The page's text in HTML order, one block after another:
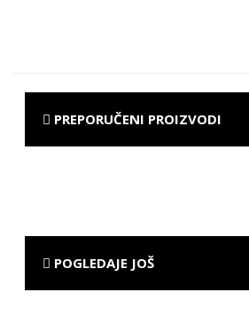
PREPORUČENI PROIZVODI
POGLEDAJE JOŠ